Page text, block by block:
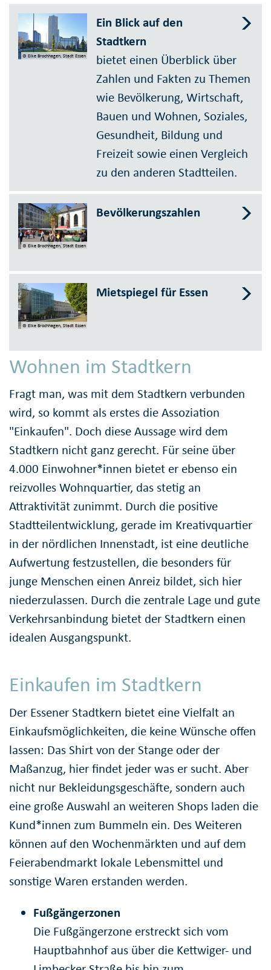
© Elke Brochhagen, Stadt Essen
Ein Blick auf den
Stadtkern
bietet einen Überblick über
Zahlen und Fakten zu Themen
wie Bevölkerung, Wirtschaft,
Bauen und Wohnen, Soziales,
Gesundheit, Bildung und
Freizeit sowie einen Vergleich
zu den anderen Stadtteilen.
© Elke Brochhagen, Stadt Essen
Bevölkerungszahlen
© Elke Brochhagen, Stadt Essen
Mietspiegel für Essen
Wohnen im Stadtkern
Fragt man, was mit dem Stadtkern verbunden
wird, so kommt als erstes die Assoziation
"Einkaufen". Doch diese Aussage wird dem
Stadtkern nicht ganz gerecht. Für seine über
4.000 Einwohner*innen bietet er ebenso ein
reizvolles Wohnquartier, das stetig an
Attraktivität zunimmt. Durch die positive
Stadtteilentwicklung, gerade im Kreativquartier
in der nördlichen Innenstadt, ist eine deutliche
Aufwertung festzustellen, die besonders für
junge Menschen einen Anreiz bildet, sich hier
niederzulassen. Durch die zentrale Lage und gute
Verkehrsanbindung bietet der Stadtkern einen
idealen Ausgangspunkt.
Einkaufen im Stadtkern
Der Essener Stadtkern bietet eine Vielfalt an
Einkaufsmöglichkeiten, die keine Wünsche offen
lassen: Das Shirt von der Stange oder der
Maßanzug, hier findet jeder was er sucht. Aber
nicht nur Bekleidungsgeschäfte, sondern auch
eine große Auswahl an weiteren Shops laden die
Kund*innen zum Bummeln ein. Des Weiteren
können auf den Wochenmärkten und auf dem
Feierabendmarkt lokale Lebensmittel und
sonstige Waren erstanden werden.
Fußgängerzonen
Die Fußgängerzone erstreckt sich vom
Hauptbahnhof aus über die Kettwiger- und